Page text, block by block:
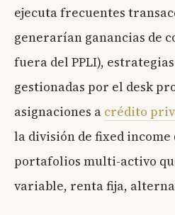
ejecuta frecuentes
generarían ganancias de
fuera del PPLI),
gestionadas por el desk
asignaciones a crédito
la división de fixed income
portafolios multi-activo
variable, renta fija,